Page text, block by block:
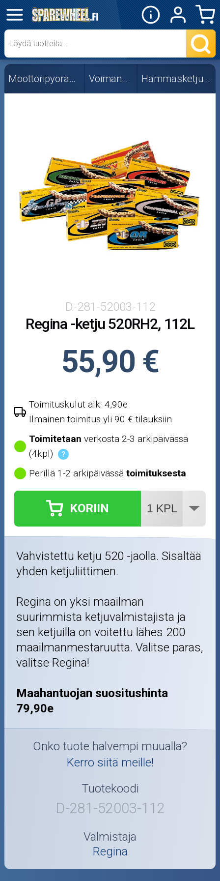
✕
Mopon osat
Skootterin osat
Crossipyörän osat
Mopoauton osat
Mönkijän osat
Puutarha ja metsä
Öljyt ja kemikaalit
Outlet-tuotteet
Moottoripyörän osat Voimansiirto Hammasketjut, 520
D-281-52003-112
Regina -ketju 520RH2, 112L
55,90 €
Toimituskulut alk. 4,90e
Ilmainen toimitus yli 90 € tilauksiin
Toimitetaan verkosta 2-3 arkipäivässä
(4kpl)
?
Perillä 1-2 arkipäivässätoimituksesta
KORIIN
Vahvistettu ketju 520 -jaolla. Sisältää
yhden ketjuliittimen.
Regina on yksi maailman
suurimmista ketjuvalmistajista ja
sen ketjuilla on voitettu lähes 200
maailmanmestaruutta. Valitse paras,
valitse Regina!
Maahantuojan suositushinta
79,90e
Onko tuote halvempi muualla?
Kerro siitä meille!
Tuotekoodi
D-281-52003-112
Valmistaja
Regina